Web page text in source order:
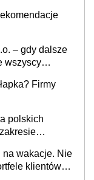
– gdy dalsze
wszyscy
Firmy
polskich
na wakacje. Nie
klientów